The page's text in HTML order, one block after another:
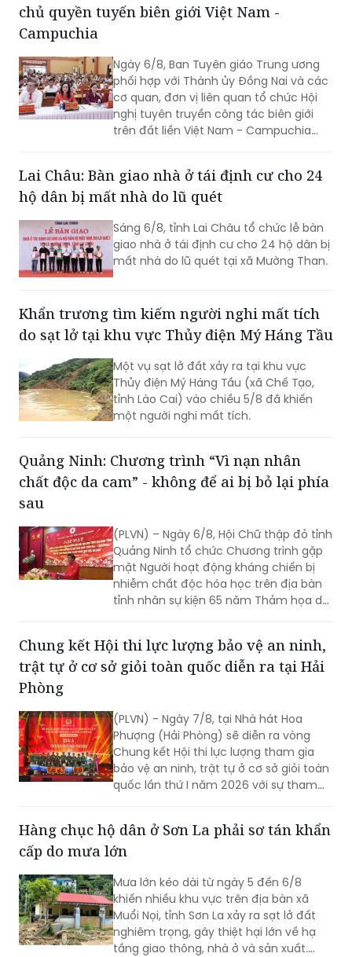
chủ quyền tuyến biên giới Việt Nam -
Campuchia
Ngày 6/8, Ban Tuyên giáo Trung ương
phối hợp với Thành ủy Đồng Nai và các
cơ quan, đơn vị liên quan tổ chức Hội
nghị tuyên truyền công tác biên giới
trên đất liền Việt Nam - Campuchia
Lai Châu: Bàn giao nhà ở tái định cư cho 24
hộ dân bị mất nhà do lũ quét
Sáng 6/8, tỉnh Lai Châu tổ chức lễ bàn
giao nhà ở tái định cư cho 24 hộ dân bị
mất nhà do lũ quét tại xã Mường Than.
Khẩn trương tìm kiếm người nghi mất tích
do sạt lở tại khu vực Thủy điện Mý Háng Tầu
Một vụ sạt lở đất xảy ra tại khu vực
Thủy điện Mý Háng Tầu (xã Chế Tạo,
tỉnh Lào Cai) vào chiều 5/8 đã khiến
một người nghi mất tích.
Quảng Ninh: Chương trình “Vì nạn nhân
chất độc da cam” - không để ai bị bỏ lại phía
sau
(PLVN) – Ngày 6/8, Hội Chữ thập đỏ tỉnh
Quảng Ninh tổ chức Chương trình gặp
mặt Người hoạt động kháng chiến bị
nhiễm chất độc hóa học trên địa bàn
tỉnh nhân sự kiện 65 năm Thảm họa da
trào “Vì nạn nhân chất độc da cam”.
Chung kết Hội thi lực lượng bảo vệ an ninh,
trật tự ở cơ sở giỏi toàn quốc diễn ra tại Hải
Phòng
(PLVN) - Ngày 7/8, tại Nhà hát Hoa
Phượng (Hải Phòng) sẽ diễn ra vòng
Chung kết Hội thi lực lượng tham gia
bảo vệ an ninh, trật tự ở cơ sở giỏi toàn
quốc lần thứ I năm 2026 với sự tham
Hàng chục hộ dân ở Sơn La phải sơ tán khẩn
cấp do mưa lớn
Mưa lớn kéo dài từ ngày 5 đến 6/8
khiến nhiều khu vực trên địa bàn xã
Muổi Nọi, tỉnh Sơn La xảy ra sạt lở đất
nghiêm trọng, gây thiệt hại lớn về hạ
tầng giao thông, nhà ở và sản xuất.